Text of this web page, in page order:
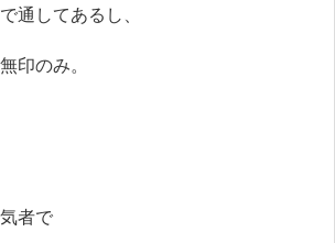
通してあるし、
印のみ。
者で